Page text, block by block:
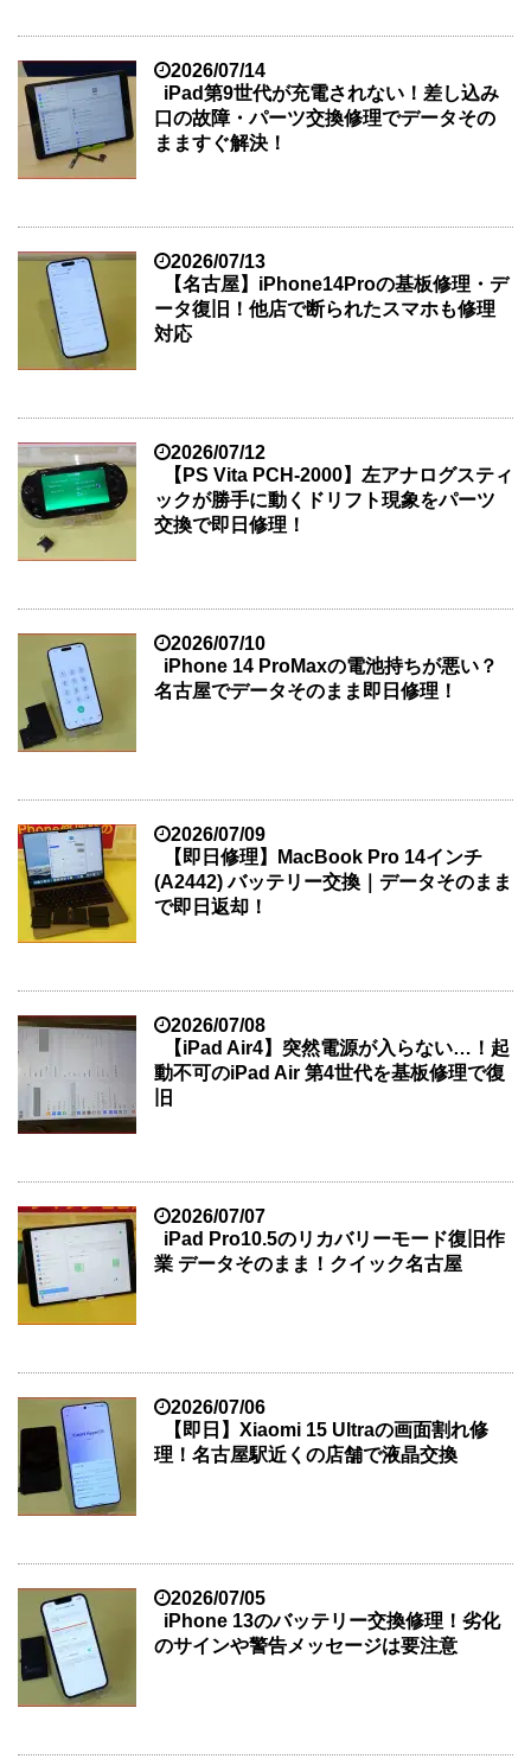
2026/07/14
iPad第9世代が充電されない！差し込み
口の故障・パーツ交換修理でデータその
まますぐ解決！
2026/07/13
【名古屋】iPhone14Proの基板修理・デ
ータ復旧！他店で断られたスマホも修理
対応
2026/07/12
【PS Vita PCH-2000】左アナログスティ
ックが勝手に動くドリフト現象をパーツ
交換で即日修理！
2026/07/10
iPhone 14 ProMaxの電池持ちが悪い？
名古屋でデータそのまま即日修理！
2026/07/09
【即日修理】MacBook Pro 14インチ
(A2442) バッテリー交換｜データそのまま
で即日返却！
2026/07/08
【iPad Air4】突然電源が入らない…！起
動不可のiPad Air 第4世代を基板修理で復
旧
2026/07/07
iPad Pro10.5のリカバリーモード復旧作
業 データそのまま！クイック名古屋
2026/07/06
【即日】Xiaomi 15 Ultraの画面割れ修
理！名古屋駅近くの店舗で液晶交換
2026/07/05
iPhone 13のバッテリー交換修理！劣化
のサインや警告メッセージは要注意